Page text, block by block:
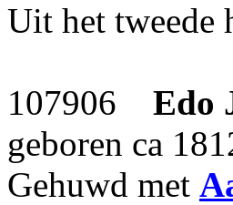
Uit het tweede
107906 Edo
geboren ca
Gehuwd met